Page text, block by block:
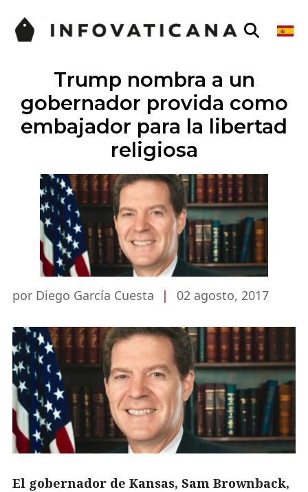
Trump nombra a un
gobernador provida como
embajador para la libertad
religiosa
por Diego García Cuesta | 02 agosto, 2017
El gobernador de Kansas, Sam Brownback,